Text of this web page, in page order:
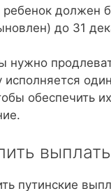
должен
до 31
нужно
исполняется
обеспечить
путинские